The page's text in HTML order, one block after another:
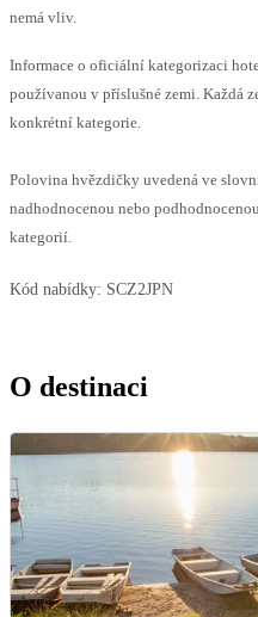
nemá vliv.
Informace o oficiální kategorizaci
používanou v příslušné zemi. Každá
konkrétní kategorie.
Polovina hvězdičky uvedená ve
nadhodnocenou nebo
kategorií.
Kód nabídky: SCZ2JPN
O destinaci